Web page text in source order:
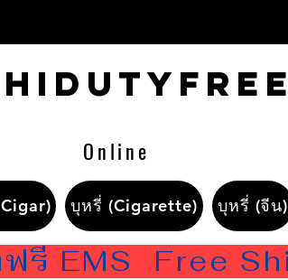
Online
บุหรี่ (Cigarette) บุหรี่ (จีน)